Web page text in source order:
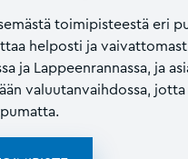
toimipisteestä eri
helposti ja
ja Lappeenrannassa, ja
valuutanvaihdossa,